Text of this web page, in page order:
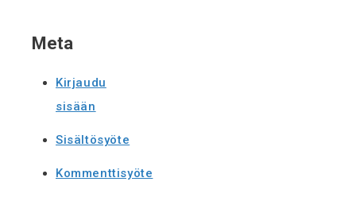
Meta
Kirjaudu
sisään
Sisältösyöte
Kommenttisyöte